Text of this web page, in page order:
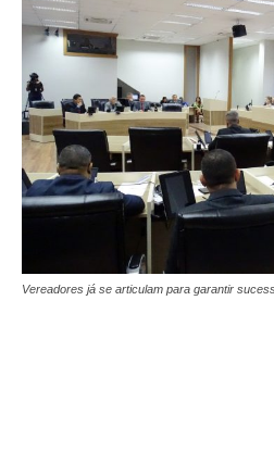
Vereadores já se articulam para garantir